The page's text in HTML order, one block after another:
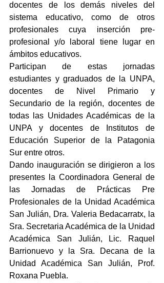
docentes de los demás niveles del
sistema educativo, como de otros
profesionales cuya inserción pre-
profesional y/o laboral tiene lugar en
ámbitos educativos.
Participan de estas jornadas
estudiantes y graduados de la UNPA,
docentes de Nivel Primario y
Secundario de la región, docentes de
todas las Unidades Académicas de la
UNPA y docentes de Institutos de
Educación Superior de la Patagonia
Sur entre otros.
Dando inauguración se dirigieron a los
presentes la Coordinadora General de
las Jornadas de Prácticas Pre
Profesionales de la Unidad Académica
San Julián, Dra. Valeria Bedacarratx, la
Sra. Secretaria Académica de la Unidad
Académica San Julián, Lic. Raquel
Barrionuevo y la Sra. Decana de la
Unidad Académica San Julián, Prof.
Roxana Puebla.